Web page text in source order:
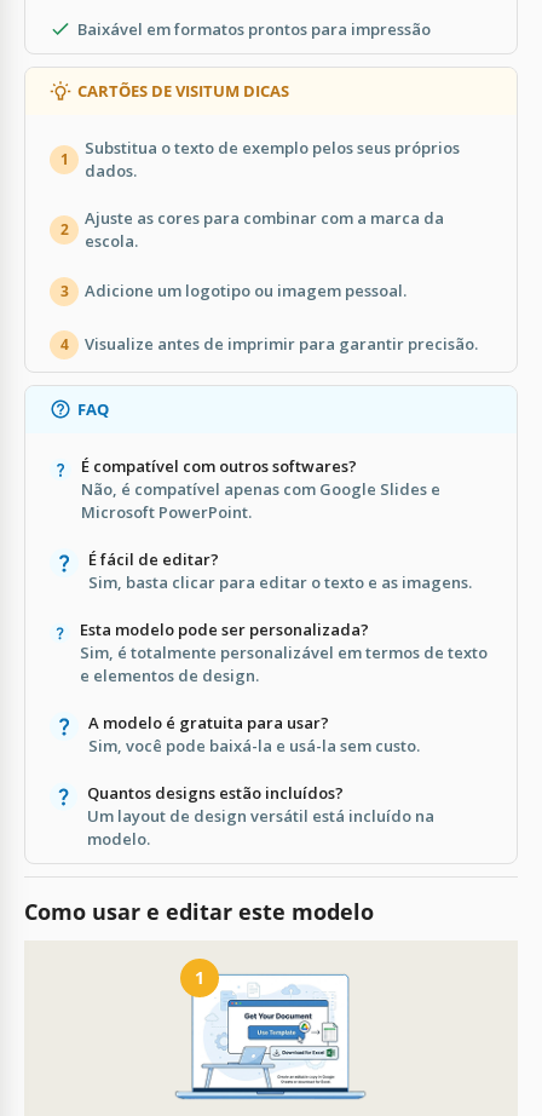
Baixável em formatos prontos para impressão
CARTÕES DE VISITUM DICAS
1
Substitua o texto de exemplo pelos seus próprios
dados.
2
Ajuste as cores para combinar com a marca da
escola.
3 Adicione um logotipo ou imagem pessoal.
4 Visualize antes de imprimir para garantir precisão.
FAQ
É compatível com outros softwares?
Não, é compatível apenas com Google Slides e
Microsoft PowerPoint.
É fácil de editar?
Sim, basta clicar para editar o texto e as imagens.
Esta modelo pode ser personalizada?
Sim, é totalmente personalizável em termos de texto
e elementos de design.
A modelo é gratuita para usar?
Sim, você pode baixá-la e usá-la sem custo.
Quantos designs estão incluídos?
Um layout de design versátil está incluído na
modelo.
Como usar e editar este modelo
1